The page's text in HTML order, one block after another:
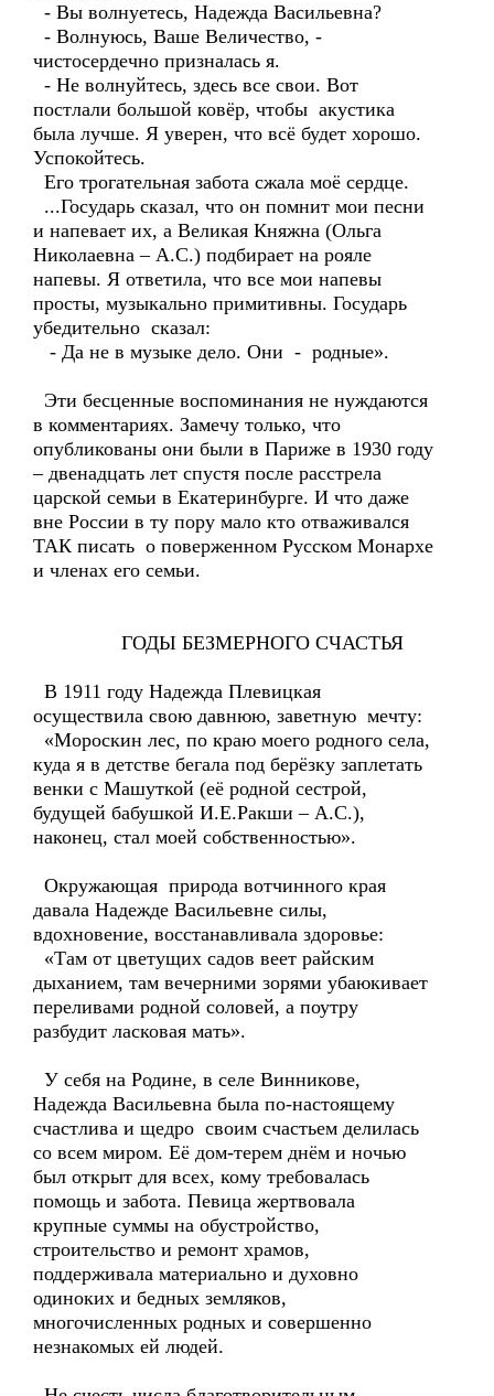
- Вы волнуетесь, Надежда Васильевна?
- Волнуюсь, Ваше Величество, -
чистосердечно призналась я.
- Не волнуйтесь, здесь все свои. Вот
постлали большой ковёр, чтобы акустика
была лучше. Я уверен, что всё будет хорошо.
Успокойтесь.
Его трогательная забота сжала моё сердце.
...Государь сказал, что он помнит мои песни
и напевает их, а Великая Княжна (Ольга
Николаевна – А.С.) подбирает на рояле
напевы. Я ответила, что все мои напевы
просты, музыкально примитивны. Государь
убедительно сказал:
- Да не в музыке дело. Они - родные».
Эти бесценные воспоминания не нуждаются
в комментариях. Замечу только, что
опубликованы они были в Париже в 1930 году
– двенадцать лет спустя после расстрела
царской семьи в Екатеринбурге. И что даже
вне России в ту пору мало кто отваживался
ТАК писать о поверженном Русском Монархе
и членах его семьи.
ГОДЫ БЕЗМЕРНОГО СЧАСТЬЯ
В 1911 году Надежда Плевицкая
осуществила свою давнюю, заветную мечту:
«Мороскин лес, по краю моего родного села,
куда я в детстве бегала под берёзку заплетать
венки с Машуткой (её родной сестрой,
будущей бабушкой И.Е.Ракши – А.С.),
наконец, стал моей собственностью».
Окружающая природа вотчинного края
давала Надежде Васильевне силы,
вдохновение, восстанавливала здоровье:
«Там от цветущих садов веет райским
дыханием, там вечерними зорями убаюкивает
переливами родной соловей, а поутру
разбудит ласковая мать».
У себя на Родине, в селе Винникове,
Надежда Васильевна была по-настоящему
счастлива и щедро своим счастьем делилась
со всем миром. Её дом-терем днём и ночью
был открыт для всех, кому требовалась
помощь и забота. Певица жертвовала
крупные суммы на обустройство,
строительство и ремонт храмов,
поддерживала материально и духовно
одиноких и бедных земляков,
многочисленных родных и совершенно
незнакомых ей людей.